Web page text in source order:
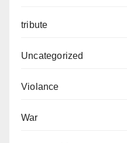
tribute
Uncategorized
Violance
War